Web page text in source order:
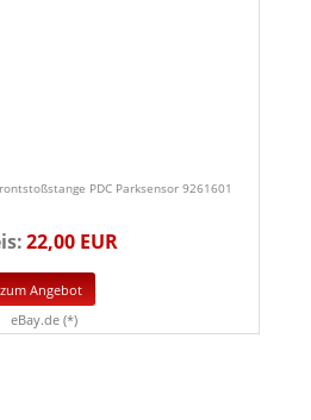
PDC Parksensor 9261601
22,00 EUR
zum Angebot
eBay.de (*)